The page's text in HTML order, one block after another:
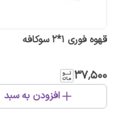
قهوه فوری 1*2 سوکافه
۳۷٬۵۰۰
افزودن به سبد